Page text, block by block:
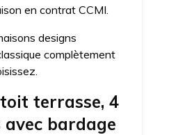
en contrat CCMI.
designs
complètement
terrasse, 4
avec bardage